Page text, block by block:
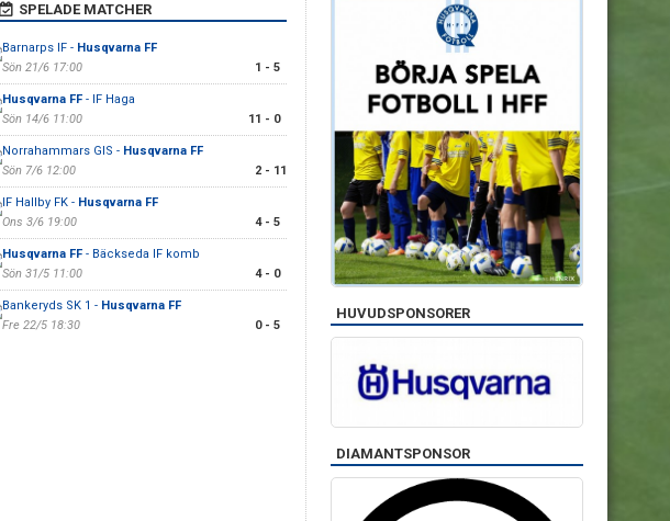
SPELADE MATCHER
Barnarps IF - Husqvarna FF
Sön 21/6 17:00
1 - 5
Husqvarna FF- IF Haga
Sön 14/6 11:00
11 - 0
Norrahammars GIS - Husqvarna FF
Sön 7/6 12:00
2 - 11
IF Hallby FK - Husqvarna FF
Ons 3/6 19:00
4 - 5
Husqvarna FF- Bäckseda IF komb
Sön 31/5 11:00
4 - 0
Bankeryds SK 1 - Husqvarna FF
Fre 22/5 18:30
0 - 5
HUVUDSPONSORER
DIAMANTSPONSOR